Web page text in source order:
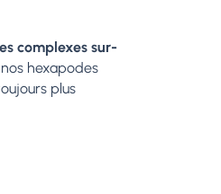
complexes sur-
hexapodes
plus